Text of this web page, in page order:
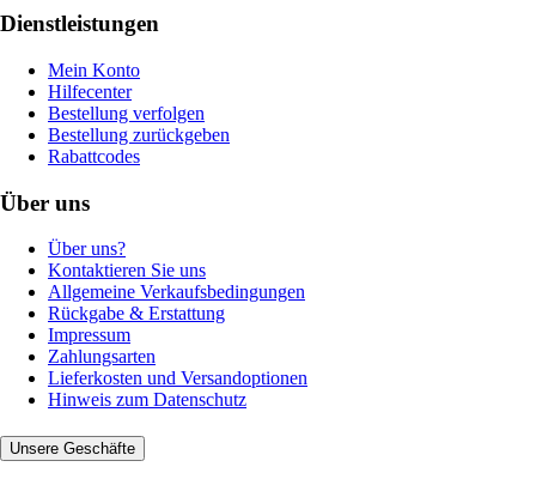
Dienstleistungen
Mein Konto
Hilfecenter
Bestellung verfolgen
Bestellung zurückgeben
Rabattcodes
Über uns
Über uns?
Kontaktieren Sie uns
Allgemeine Verkaufsbedingungen
Rückgabe & Erstattung
Impressum
Zahlungsarten
Lieferkosten und Versandoptionen
Hinweis zum Datenschutz
Unsere Geschäfte